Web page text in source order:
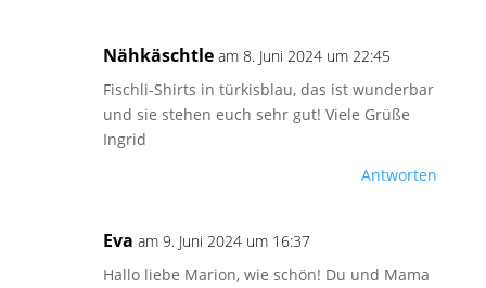
Nähkäschtle am 8. Juni 2024 um 22:45
Fischli-Shirts in türkisblau, das ist wunderbar
und sie stehen euch sehr gut! Viele Grüße
Ingrid
Antworten
Eva am 9. Juni 2024 um 16:37
Hallo liebe Marion, wie schön! Du und Mama